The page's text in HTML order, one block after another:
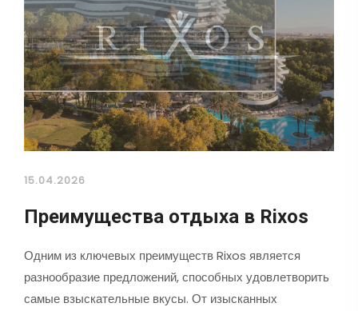
15.04.2026
Преимущества отдыха в Rixos
Одним из ключевых преимуществ Rixos является
разнообразие предложений, способных удовлетворить
самые взыскательные вкусы. От изысканных